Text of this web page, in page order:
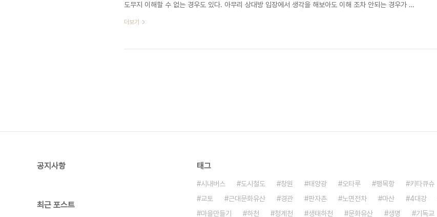
도무지 이해할 수 없는 경우도 있다. 아무리 상대방 입장에서 생각을 해보아도 이해 조차 안되는 경우가 있
통령에 대한 예우를 이야기하면서 너무 심하다는 생각이 들었다. 그런데 높은 지위에 있는 어떤 분은 오히
는 말장난이라고 쉽게 이해가 된다. 서울 광장을 경찰차로 포위해놓고 절대 출입을 못하게 하..
더보기
공지사항
최근 포스트
태그
시내버스 도시철도 창원 태양광 오타루 팽목항 키타큐슈
교토
근대문화유산 경관 판자촌 노면전차 마산 4대강
마을만들기
하천 청계천 생태하천 문화유산 생명 기독교